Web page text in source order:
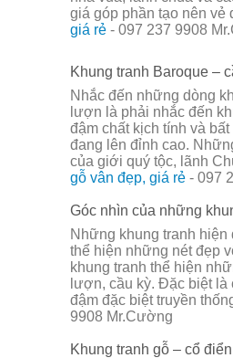
giá góp phần tạo nên vẻ
giá rẻ - 097 237 9908
Khung tranh Baroque –
Nhắc đến những dòng
lượn là phải nhắc đến
đậm chất kịch tính và
đang lên đỉnh cao.
của giới quý tộc, lãnh
gỗ vân đẹp, giá rẻ - 097
Góc nhìn của những
Những khung tranh
thể hiện những nét đẹp
khung tranh thể hiện
lượn, cầu kỳ. Đặc biệt
đậm đặc biệt truyền
9908 Mr.Cường
Khung tranh gỗ – cổ